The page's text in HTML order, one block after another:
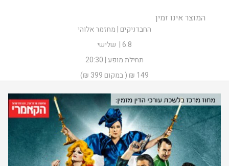
היה:
₪399.00.
₪149.00.
המוצר אינו זמין
החבדניקים | מחזמר אלוהי
6.8 | שלישי
תחילת מופע | 20:30
149 ₪ ( במקום 399 ₪)